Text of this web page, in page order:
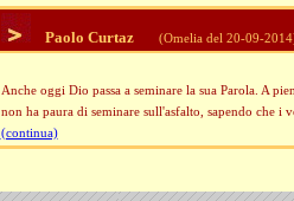
Paolo Curtaz (Omelia del 20-09-
Anche oggi Dio passa a seminare la sua Parola. A
non ha paura di seminare sull'asfalto, sapendo che i
(continua)